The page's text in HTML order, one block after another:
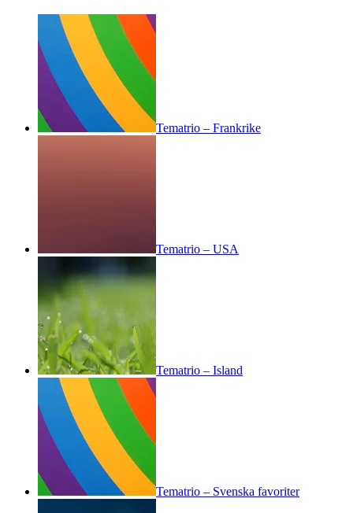
Tematrio – Frankrike
Tematrio – USA
Tematrio – Island
Tematrio – Svenska favoriter